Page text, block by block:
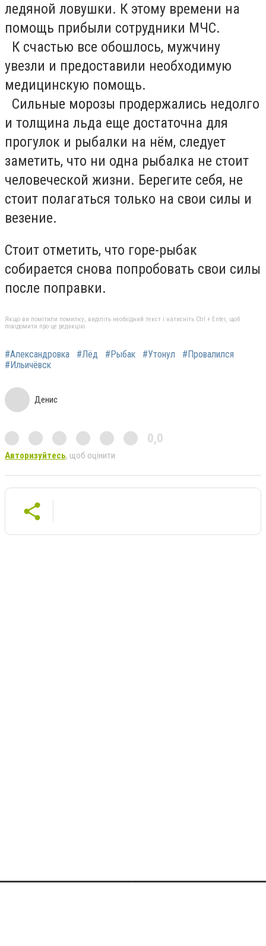
ледяной ловушки. К этому времени на
помощь прибыли сотрудники МЧС.
К счастью все обошлось, мужчину
увезли и предоставили необходимую
медицинскую помощь.
Сильные морозы продержались недолго
и толщина льда еще достаточна для
прогулок и рыбалки на нём, следует
заметить, что ни одна рыбалка не стоит
человеческой жизни. Берегите себя, не
стоит полагаться только на свои силы и
везение.
Стоит отметить, что горе-рыбак
собирается снова попробовать свои силы
после поправки.
Якщо ви помітили помилку, виділіть необхідний текст і натисніть Ctrl + Enter, щоб
повідомити про це редакцію
#Александровка #Лёд #Рыбак #Утонул
#Провалился
#Ильичёвск
Денис
0,0
Авторизуйтесь, щоб оцінити